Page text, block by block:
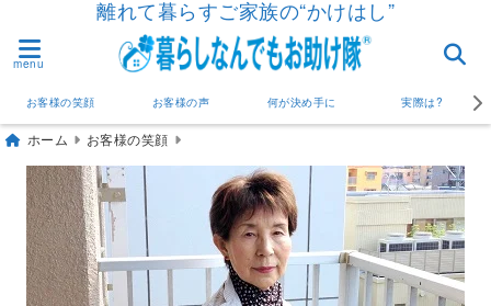
離れて暮らすご家族の“かけはし”
menu
お客様の笑顔 お客様の声 何が決め手に 実際は?
ホーム お客様の笑顔